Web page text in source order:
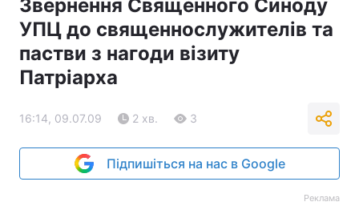
Звернення Священного Синоду
УПЦ до священнослужителів та
пастви з нагоди візиту
Патріарха
16:14, 09.07.09 2 хв. 3
Підпишіться на нас в Google
Реклама